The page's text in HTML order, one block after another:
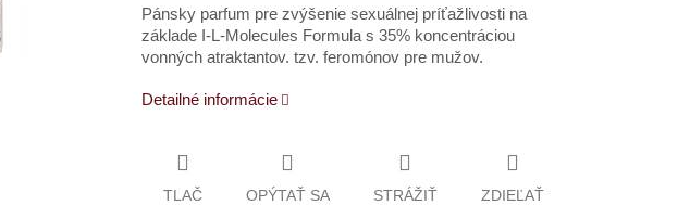
Pánsky parfum pre zvýšenie sexuálnej príťažlivosti na
základe I-L-Molecules Formula s 35% koncentráciou
vonných atraktantov. tzv. feromónov pre mužov.
Detailné informácie
TLAČ OPÝTAŤ SA STRÁŽIŤ ZDIEĽAŤ